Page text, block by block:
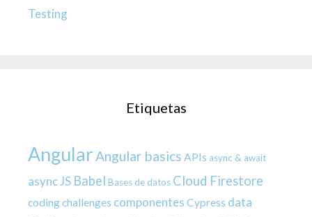
Testing
Etiquetas
AngularAngular basics APIs async & await
async JS Babel Bases de datos Cloud Firestore
coding challenges componentes Cypress data